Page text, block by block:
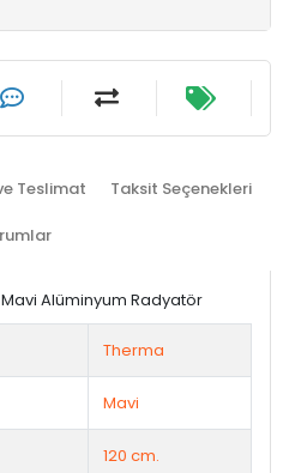
Teslimat Taksit Seçenekleri
Alüminyum Radyatör
Therma
Mavi
120 cm.